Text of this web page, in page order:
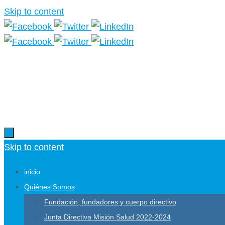
Skip to content
Skip to content
inicio
Quiénes Somos
Fundación, fundadores y cuerpo directivo
Junta Directiva Misión Salud 2022-2024